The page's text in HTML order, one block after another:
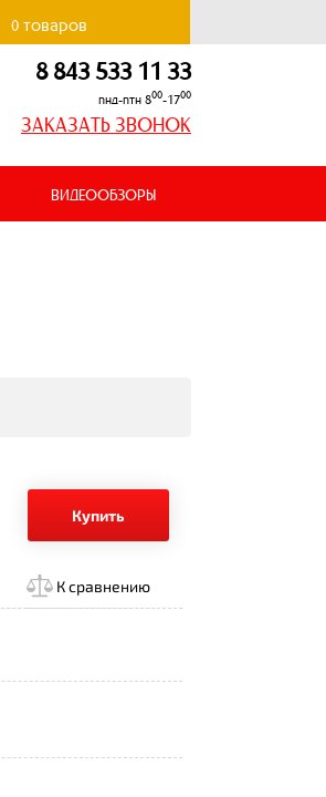
0товаров
8 843 533 11 33
пнд-птн 800-1700
ЗАКАЗАТЬ ЗВОНОК
ВИДЕООБЗОРЫ
Купить
К сравнению